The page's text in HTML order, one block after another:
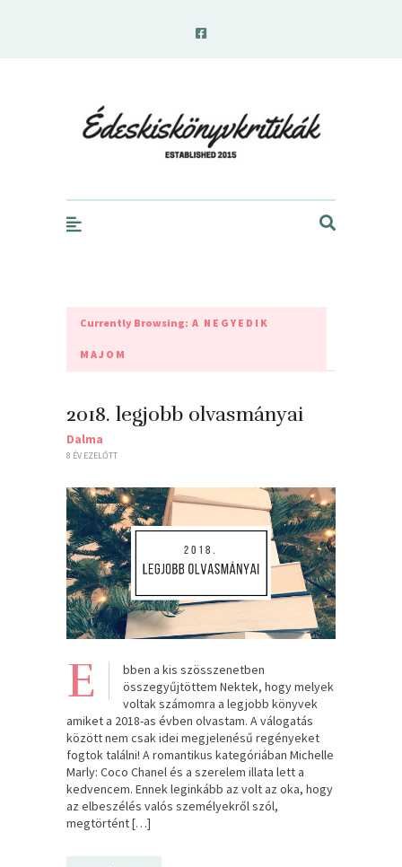
Currently Browsing: A NEGYEDIK
MAJOM
2018. legjobb olvasmányai
Dalma
8 ÉV EZELŐTT
E
bben a kis szösszenetben
összegyűjtöttem Nektek, hogy melyek
voltak számomra a legjobb könyvek
amiket a 2018-as évben olvastam. A válogatás
között nem csak idei megjelenésű regényeket
fogtok találni! A romantikus kategóriában Michelle
Marly: Coco Chanel és a szerelem illata lett a
kedvencem. Ennek leginkább az volt az oka, hogy
az elbeszélés valós személyekről szól,
megtörtént […]